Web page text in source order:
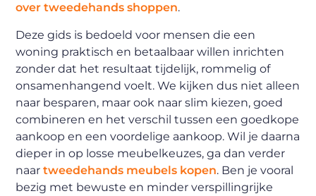
over tweedehands shoppen.
Deze gids is bedoeld voor mensen die een
woning praktisch en betaalbaar willen inrichten
zonder dat het resultaat tijdelijk, rommelig of
onsamenhangend voelt. We kijken dus niet alleen
naar besparen, maar ook naar slim kiezen, goed
combineren en het verschil tussen een goedkope
aankoop en een voordelige aankoop. Wil je daarna
dieper in op losse meubelkeuzes, ga dan verder
naartweedehands meubels kopen. Ben je vooral
bezig met bewuste en minder verspillingrijke